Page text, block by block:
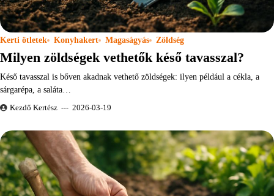
Kerti ötletek Konyhakert Magaságyás Zöldség
Milyen zöldségek vethetők késő tavasszal?
Késő tavasszal is bőven akadnak vethető zöldségek: ilyen például a cékla, a
sárgarépa, a saláta…
Kezdő Kertész 2026-03-19